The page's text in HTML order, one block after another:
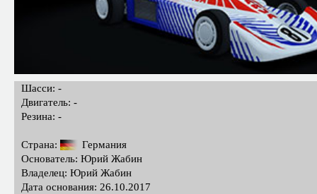
Шасси: -
Двигатель: -
Резина: -
Страна:
Германия
Основатель: Юрий Жабин
Владелец: Юрий Жабин
Дата основания: 26.10.2017